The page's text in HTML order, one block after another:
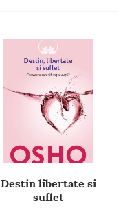
Destin libertate si
suflet